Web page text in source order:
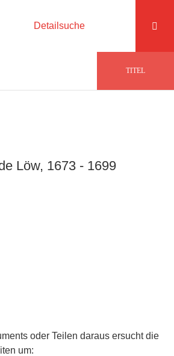
Detailsuche
TITEL
Löw, 1673 - 1699
oder Teilen daraus ersucht die
um: